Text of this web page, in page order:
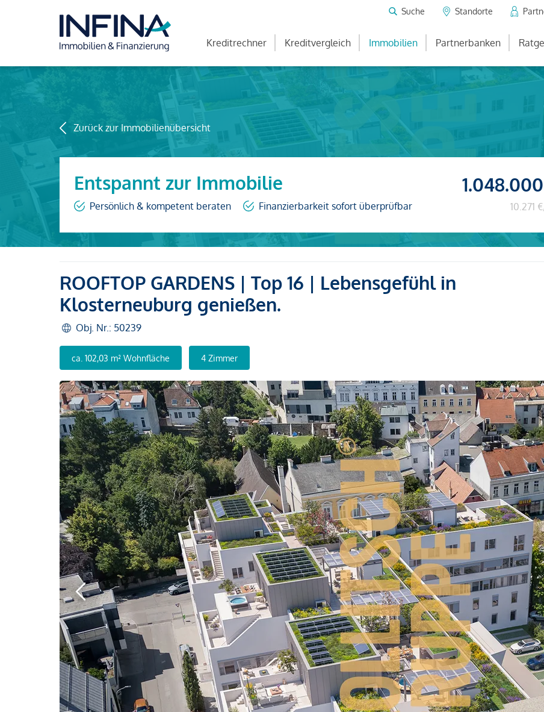
Suche Standorte
Kreditrechner Kreditvergleich Immobilien Partnerbanken
Zurück zur Immobilienübersicht
Entspannt zur Immobilie
Persönlich & kompetent beraten Finanzierbarkeit sofort überprüfbar 10.271
ROOFTOP GARDENS | Top 16 | Lebensgefühl in
Klosterneuburg genießen.
Obj. Nr.: 50239
ca. 102,03 m² Wohnfläche 4 Zimmer